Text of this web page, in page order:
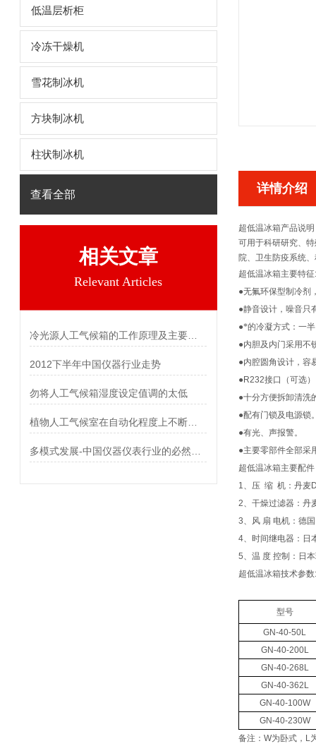
低温层析柜
冷冻干燥机
雪花制冰机
方块制冰机
柱状制冰机
查看全部
相关文章
Relevant Articles
2012下半年中国仪器行业走势
勿将人工气候箱湿度设定值调的太低
详情介绍
超低温冰箱产品说明
可用于科研研究、
院、卫生防疫系统
超低温冰箱主要特征:
●无氟环保型制冷剂
●静音设计，噪音只
●*的冷凝方式：一
●内胆及内门采用不
●内腔圆角设计，容
●R232接口（可选
●十分方便拆卸清洗
●配有门锁及电源锁
●有光、声报警。
●主要零部件全部采
超低温冰箱主要配件
1、压 缩 机：丹麦
2、干燥过滤器：丹
3、风 扇 电机：德国
4、时间继电器：日
5、温 度 控制：日
超低温冰箱技术参数:
型号
GN-40-50L
GN-40-200L
GN-40-268L
GN-40-362L
GN-40-100W
GN-40-230W
备注： W为卧式， L